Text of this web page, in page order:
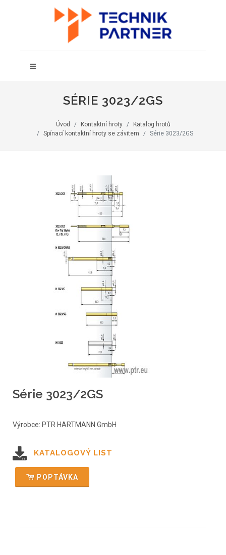
SÉRIE 3023/2GS
Úvod Kontaktní hroty
Katalog hrotů
Spínací kontaktní hroty se závitem
Série 3023/2GS
Série 3023/2GS
Výrobce: PTR HARTMANN GmbH
KATALOGOVÝ LIST
POPTÁVKA